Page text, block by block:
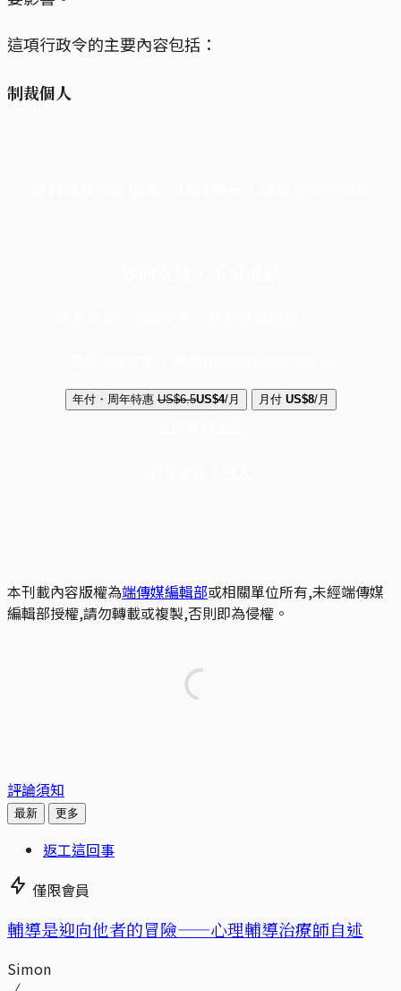
這項行政令的主要內容包括：
制裁個人
年付・周年特惠 US$6.5US$4/月 月付 US$8/月
本刊載內容版權為端傳媒編輯部或相關單位所有,未經端傳媒
編輯部授權,請勿轉載或複製,否則即為侵權。
評論須知
最新 更多
返工這回事
僅限會員
輔導是迎向他者的冒險——心理輔導治療師自述
Simon